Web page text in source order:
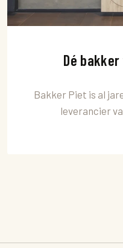
Dé
Bakker Piet is al
leverancier